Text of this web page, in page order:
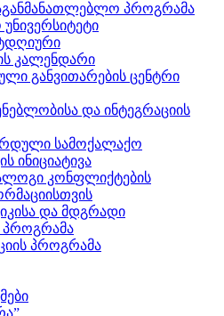
პროგრამა
კალენდარი
განვითარების ცენტრი
და ინტეგრაციის
სამოქალაქო
ინიციატივა
კონფლიქტების
და მდგრადი
პროგრამა
პროგრამა